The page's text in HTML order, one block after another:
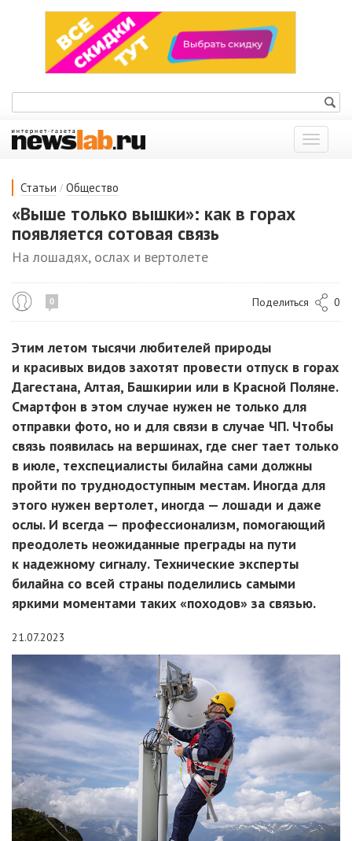
Показать
меню
Статьи / Общество
«Выше только вышки»: как в горах
появляется сотовая связь
На лошадях, ослах и вертолете
0 Поделиться 0
Этим летом тысячи любителей природы
и красивых видов захотят провести отпуск в горах
Дагестана, Алтая, Башкирии или в Красной Поляне.
Смартфон в этом случае нужен не только для
отправки фото, но и для связи в случае ЧП. Чтобы
связь появилась на вершинах, где снег тает только
в июле, техспециалисты билайна сами должны
пройти по труднодоступным местам. Иногда для
этого нужен вертолет, иногда — лошади и даже
ослы. И всегда — профессионализм, помогающий
преодолеть неожиданные преграды на пути
к надежному сигналу. Технические эксперты
билайна со всей страны поделились самыми
яркими моментами таких «походов» за связью.
21.07.2023